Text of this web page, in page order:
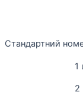
Стандартний
1
2